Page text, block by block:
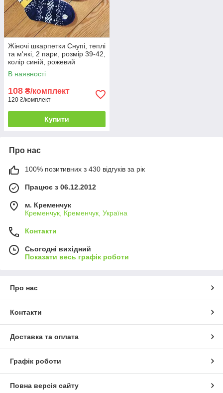
Жіночі шкарпетки Снупі, теплі
та м'які, 2 пари, розмір 39-42,
колір синій, рожевий
В наявності
108 ₴/комплект
120 ₴/комплект
Купити
Про нас
100% позитивних з 430 відгуків за рік
Працює з 06.12.2012
м. Кременчук
Кременчук, Кременчук, Україна
Контакти
Сьогодні вихідний
Показати весь графік роботи
Про нас
Контакти
Доставка та оплата
Графік роботи
Повна версія сайту